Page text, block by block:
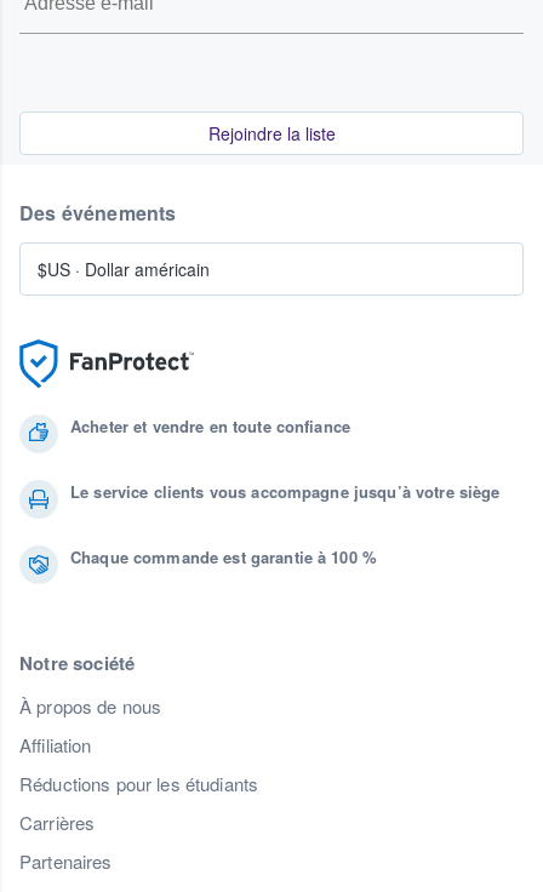
Rejoindre la liste
Acheter et vendre en toute confiance
Le service clients vous accompagne jusqu’à votre siège
Chaque commande est garantie à 100 %
Notre société
À propos de nous
Affiliation
Réductions pour les étudiants
Carrières
Partenaires
Des événements
$US · Dollar américain